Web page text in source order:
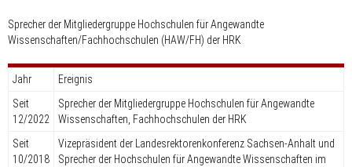
Sprecher der Mitgliedergruppe Hochschulen für Angewandte
Wissenschaften/Fachhochschulen (HAW/FH) der HRK
Jahr
Ereignis
Seit
12/2022
Sprecher der Mitgliedergruppe Hochschulen für Angewandte
Wissenschaften, Fachhochschulen der HRK
Seit
10/2018
Vizepräsident der Landesrektorenkonferenz Sachsen-Anhalt und
Sprecher der Hochschulen für Angewandte Wissenschaften im